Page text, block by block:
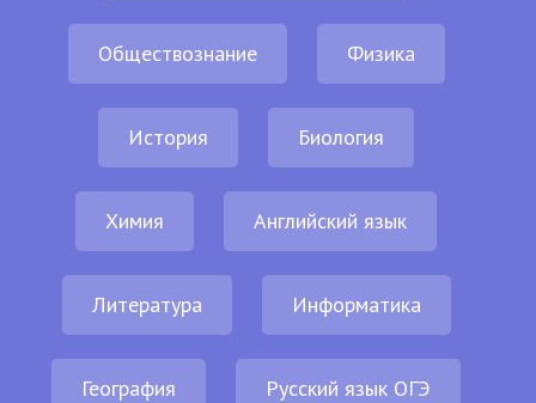
Обществознание Физика
История Биология
Химия Английский язык
Литература Информатика
География Русский язык ОГЭ